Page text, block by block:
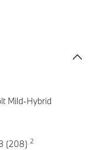
Mild-Hybrid
(208) 2